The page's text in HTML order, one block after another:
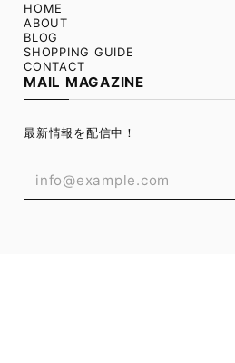
HOME
ABOUT
BLOG
SHOPPING GUIDE
CONTACT
MAIL MAGAZINE
最新情報を配信中！